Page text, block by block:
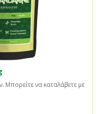
Μπορείτε να καταλάβετε με